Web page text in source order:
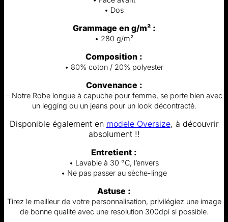
• Dos
Grammage en g/m² :
• 280 g/m²
Composition :
• 80% coton / 20% polyester
Convenance :
– Notre Robe longue à capuche pour femme, se porte bien avec
un legging ou un jeans pour un look décontracté.
Disponible également en modele Oversize, à découvrir
absolument !!
Entretient :
• Lavable à 30 °C, l’envers
• Ne pas passer au sèche-linge
Astuse :
Tirez le meilleur de votre personnalisation, privilégiez une image
de bonne qualité avec une resolution 300dpi si possible.